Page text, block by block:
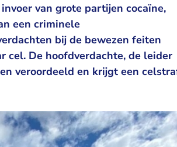
van grote partijen cocaïne,
een criminele
bij de bewezen feiten
cel. De hoofdverdachte, de leider
veroordeeld en krijgt een